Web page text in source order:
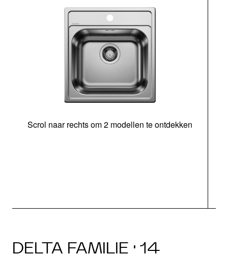
Scrol naar rechts om 2 modellen te ontdekken
DELTA FAMILIE · 14